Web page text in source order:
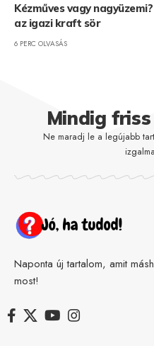
Kézműves vagy
az igazi kraft sör
6 PERC OLVASÁS
Mindig
Ne maradj le a legújabb
Naponta új tartalom, amit
most!